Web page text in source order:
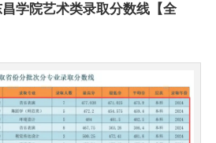
学院艺术类录取分数线【全